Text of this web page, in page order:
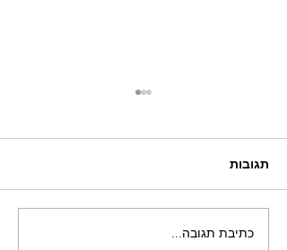
8 עובדות על הגישה שלי
תגובות
כתיבת תגובה...